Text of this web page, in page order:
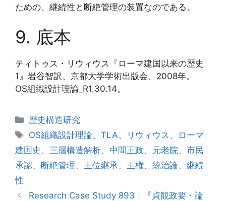
ための、継続性と断絶管理の装置なのである。
9. 底本
ティトゥス・リウィウス『ローマ建国以来の歴史
1』岩谷智訳、京都大学学術出版会、2008年。
OS組織設計理論_R1.30.14。
カ
テ
リ
ー
歴史構造研究
タ
グ
OS組織設計理論、TLA、 リウィウス 、
ローマ
建国史 、 三層構造解析、 中間王政、 元老院、 市民
承認、 断絶管理、 王位継承、 王権、 統治論、 継続
性
Research Case Study 893｜『貞観政要・論